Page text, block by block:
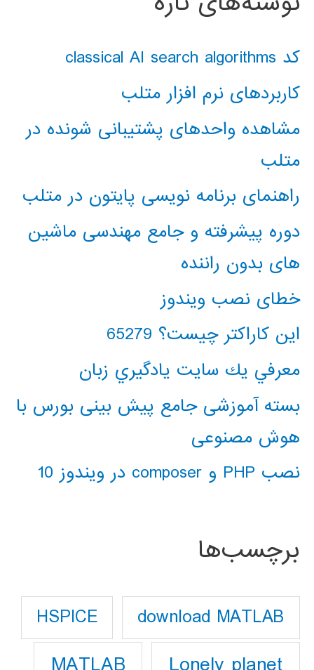
کد classical AI search algorithms
کاربردهای نرم افزار متلب
مشاهده واحدهای پشتیبانی شونده در
متلب
راهنمای برنامه نویسی پایتون در متلب
دوره پیشرفته و جامع مهندسی ماشین
های بدون راننده
خطای نصب ویندوز
این کاراکتر چیست؟ 65279
معرفي يك سايت يادگيري زبان
بسته آموزشی جامع پیش بینی بورس با
هوش مصنوعی
نصب PHP و composer در ویندوز 10
برچسب‌ها
download MATLAB
HSPICE